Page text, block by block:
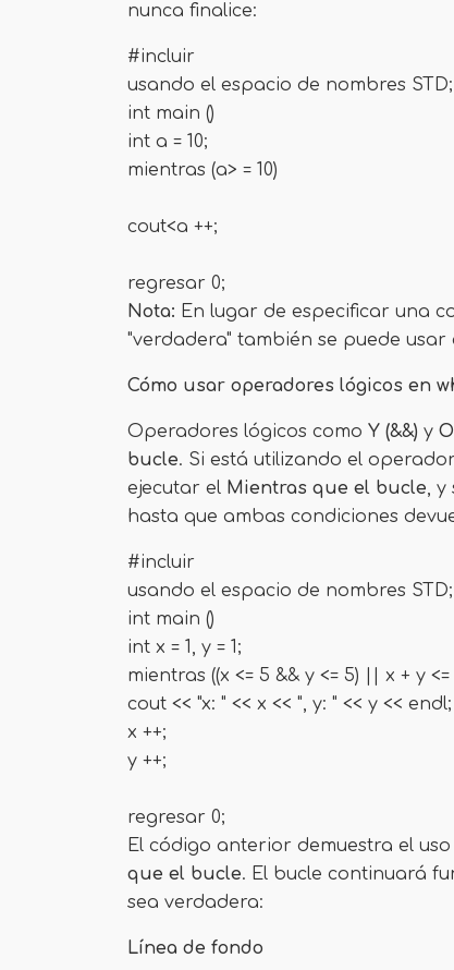
nunca finalice:
#incluir
usando el espacio de nombres STD;
int main ()
int a = 10;
mientras (a> = 10)
cout<a ++;
regresar 0;
Nota: En lugar de especificar una
"verdadera" también se puede
Cómo usar operadores lógicos en
Operadores lógicos como Y (&&) y O
bucle. Si está utilizando el
ejecutar el Mientras que el bucle, y
hasta que ambas condiciones
#incluir
usando el espacio de nombres STD;
int main ()
int x = 1, y = 1;
mientras ((x <= 5 && y <= 5) || x + y <=
cout << "x: " << x << ", y: " << y << endl;
x ++;
y ++;
regresar 0;
El código anterior demuestra el
que el bucle. El bucle continuará
sea verdadera:
Línea de fondo